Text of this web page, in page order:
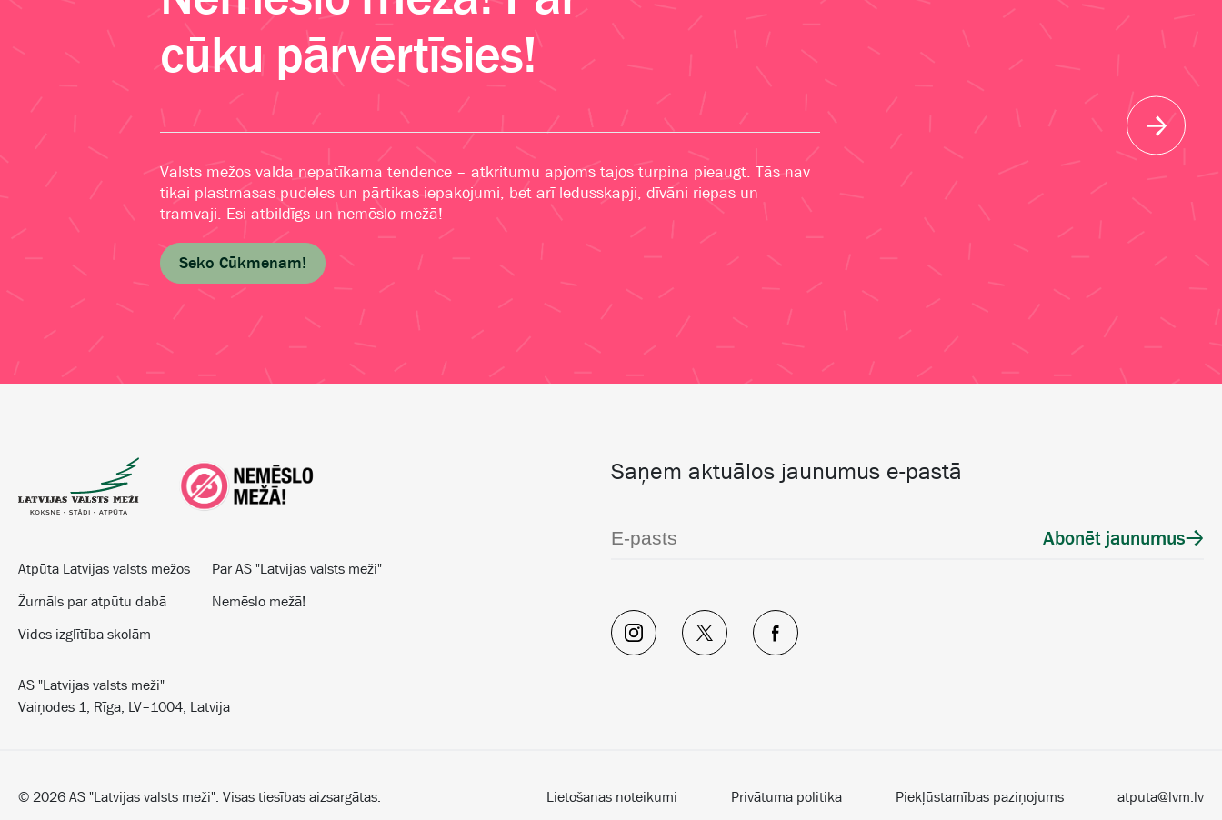
cūku pārvērtīsies!
Valsts mežos valda nepatīkama tendence – atkritumu apjoms tajos turpina pieaugt. Tās nav
tikai plastmasas pudeles un pārtikas iepakojumi, bet arī ledusskapji, dīvāni riepas un
tramvaji. Esi atbildīgs un nemēslo mežā!
Seko Cūkmenam!
Atpūta Latvijas valsts mežos
Par AS "Latvijas valsts meži"
Žurnāls par atpūtu dabā
Nemēslo mežā!
Vides izglītība skolām
AS "Latvijas valsts meži"
Vaiņodes 1, Rīga, LV–1004, Latvija
Saņem aktuālos jaunumus e-pastā
Abonēt jaunumus
©2026AS "Latvijas valsts meži". Visas tiesības aizsargātas. Lietošanas noteikumi Privātuma politika Piekļūstamības paziņojums atputa@lvm.lv